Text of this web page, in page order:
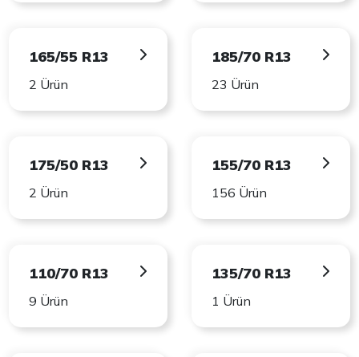
165/55 R13
2 Ürün
185/70 R13
23 Ürün
175/50 R13
2 Ürün
155/70 R13
156 Ürün
110/70 R13
9 Ürün
135/70 R13
1 Ürün